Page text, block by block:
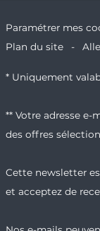
Paramétrer mes
Plan du site
* Uniquement
** Votre adresse
des offres
Cette newsletter
et acceptez de